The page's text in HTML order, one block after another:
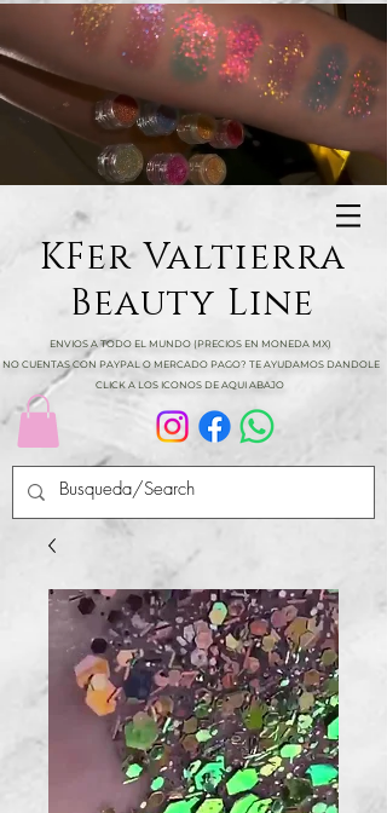
KFer Valtierra
Beauty Line
ENVIOS A TODO EL MUNDO (PRECIOS EN MONEDA MX)
NO CUENTAS CON PAYPAL O MERCADO PAGO? TE AYUDAMOS DANDOLE
CLICK A LOS ICONOS DE AQUI ABAJO